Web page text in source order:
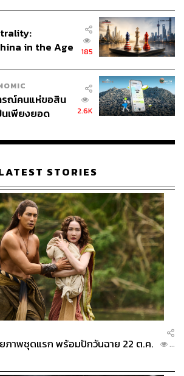
in the Age
185
รณ์คนแห่ขอสิน
นเพียงยอด
2.6K
STORIES
ภาพชุดแรก พร้อมปักวันฉาย 22 ต.ค.
...